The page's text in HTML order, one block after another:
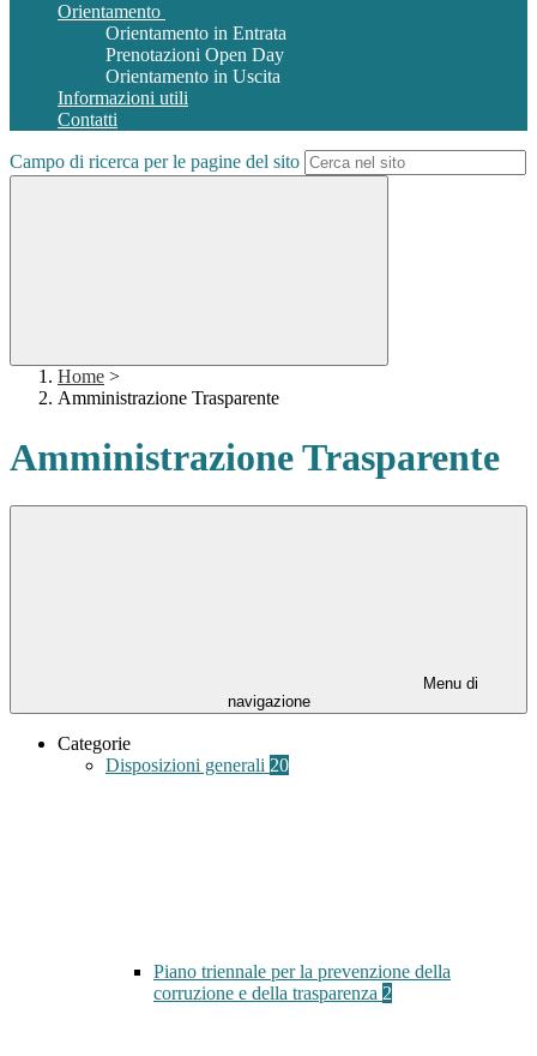
Orientamento
Orientamento in Entrata
Prenotazioni Open Day
Orientamento in Uscita
Informazioni utili
Contatti
Campo di ricerca per le pagine del sito
Home >
Amministrazione Trasparente
Amministrazione Trasparente
Menu di
navigazione
Categorie
Disposizioni generali 20
Piano triennale per la prevenzione della
corruzione e della trasparenza 2